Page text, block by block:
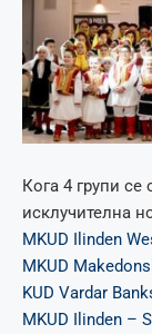
Кога 4 групи се
исклучителна
MKUD Ilinden
MKUD
KUD Vardar
MKUD Ilinden –